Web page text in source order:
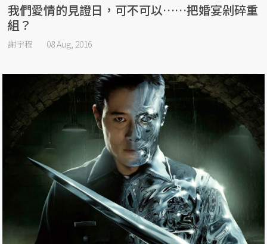
我們愛情的見證日，可不可以……把婚宴剁碎重
組？
謝宇程 08 Aug, 2016